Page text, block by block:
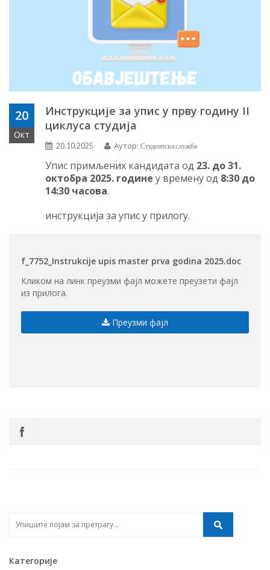
20
Окт
Инструкције за упис у прву годину II
циклуса студија
20.10.2025 Аутор: Студентска служба
Упис примљених кандидата од 23. до 31.
октобра 2025. године у временуод 8:30 до
14:30 часова.
инструкција за упис у прилогу.
f_7752_Instrukcije upis master prva godina 2025.doc
Кликом на линк преузми фајл можете преузети фајл
из прилога.
Преузми фајл
Категорије